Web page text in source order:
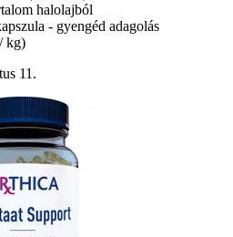
halolajból
- gyengéd adagolás
kg)
11.